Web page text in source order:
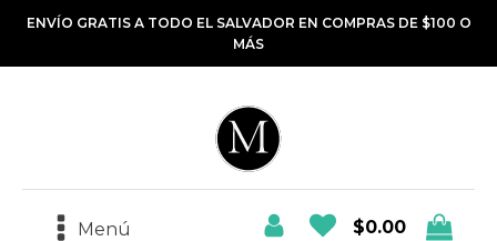
ENVÍO GRATIS A TODO EL SALVADOR EN COMPRAS DE $100 O
MÁS
Menú $0.00